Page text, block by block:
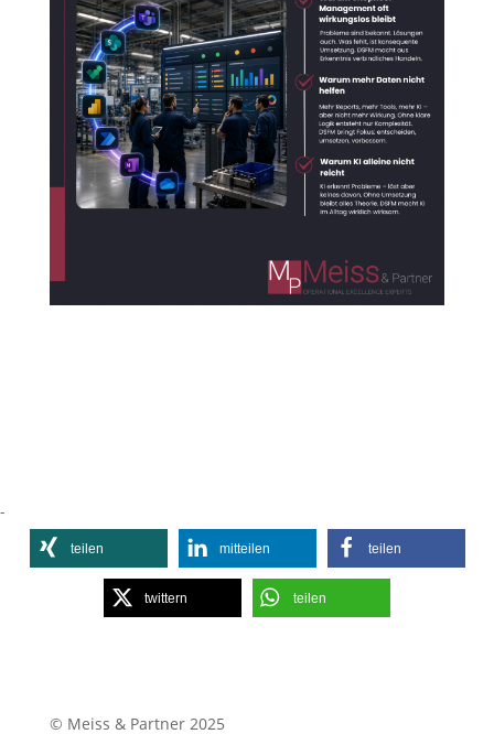
-
teilen mitteilen teilen
twittern teilen
© Meiss & Partner 2025